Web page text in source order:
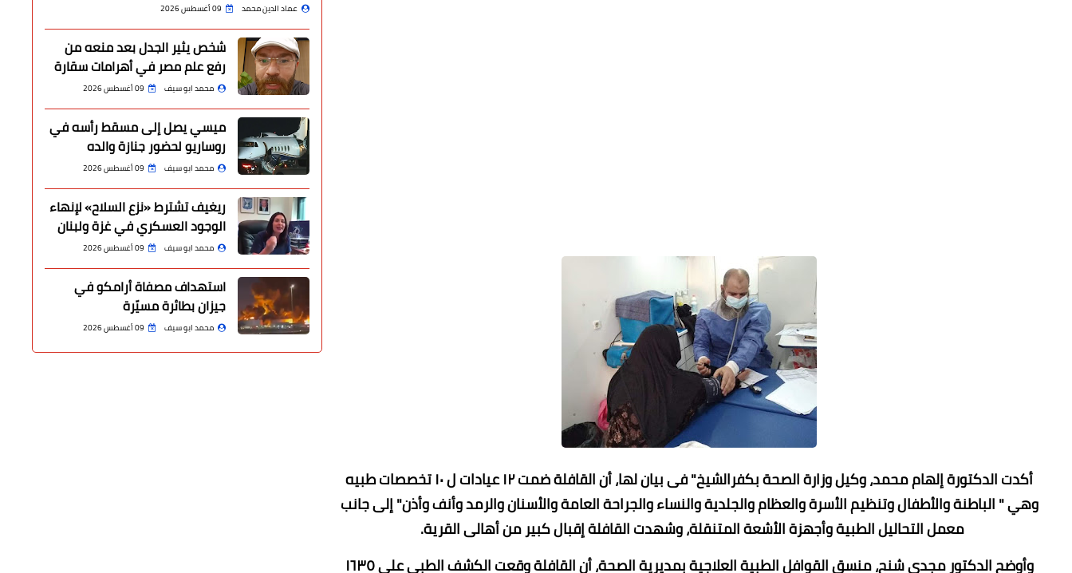
أكدت الدكتورة إلهام محمد، وكيل وزارة الصحة بكفرالشيخ" فى بيان لها، أن القافلة ضمت ١٢ عيادات ل ١٠ تخصصات طبيه
وهي " الباطنة والأطفال وتنظيم الأسرة والعظام والجلدية والنساء والجراحة العامة والأسنان والرمد وأنف وأذن" إلى جانب
معمل التحاليل الطبية وأجهزة الأشعة المتنقلة، وشهدت القافلة إقبال كبير من أهالى القرية.
وأوضح الدكتور مجدى شنح، منسق القوافل الطبية العلاجية بمديرية الصحة، أن القافلة وقعت الكشف الطبي على ١٦٣٥
عماد الدين محمد 09 أغسطس 2026
شخص يثير الجدل بعد منعه من
رفع علم مصر في أهرامات سقارة
محمد ابو سيف 09 أغسطس 2026
ميسي يصل إلى مسقط رأسه في
روساريو لحضور جنازة والده
محمد ابو سيف 09 أغسطس 2026
ريغيف تشترط «نزع السلاح» لإنهاء
الوجود العسكري في غزة ولبنان
محمد ابو سيف 09 أغسطس 2026
استهداف مصفاة أرامكو في
جيزان بطائرة مسيّرة
محمد ابو سيف 09 أغسطس 2026